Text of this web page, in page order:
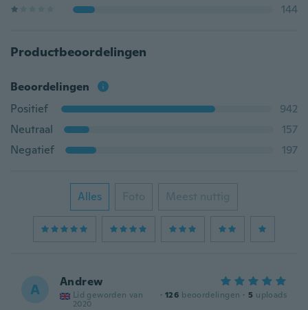
144
Productbeoordelingen
Beoordelingen
Positief
942
Neutraal
157
Negatief
197
Alles Foto Meest nuttig
A Andrew
Lid geworden van
2020
· 126 beoordelingen · 5 uploads